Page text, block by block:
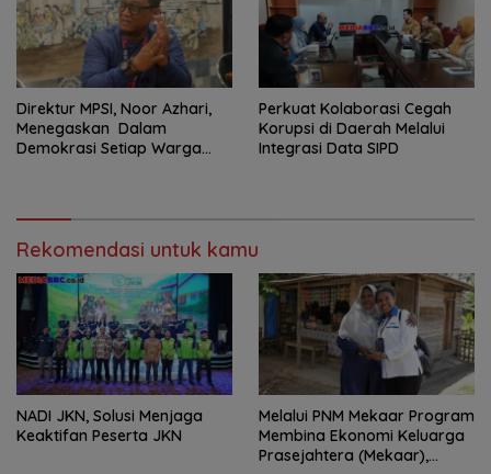
Direktur MPSI, Noor Azhari,
Menegaskan Dalam
Demokrasi Setiap Warga
Perkuat Kolaborasi Cegah
Korupsi di Daerah Melalui
Integrasi Data SIPD
Rekomendasi untuk kamu
NADI JKN, Solusi Menjaga
Keaktifan Peserta JKN
Melalui PNM Mekaar Program
Membina Ekonomi Keluarga
Prasejahtera (Mekaar),